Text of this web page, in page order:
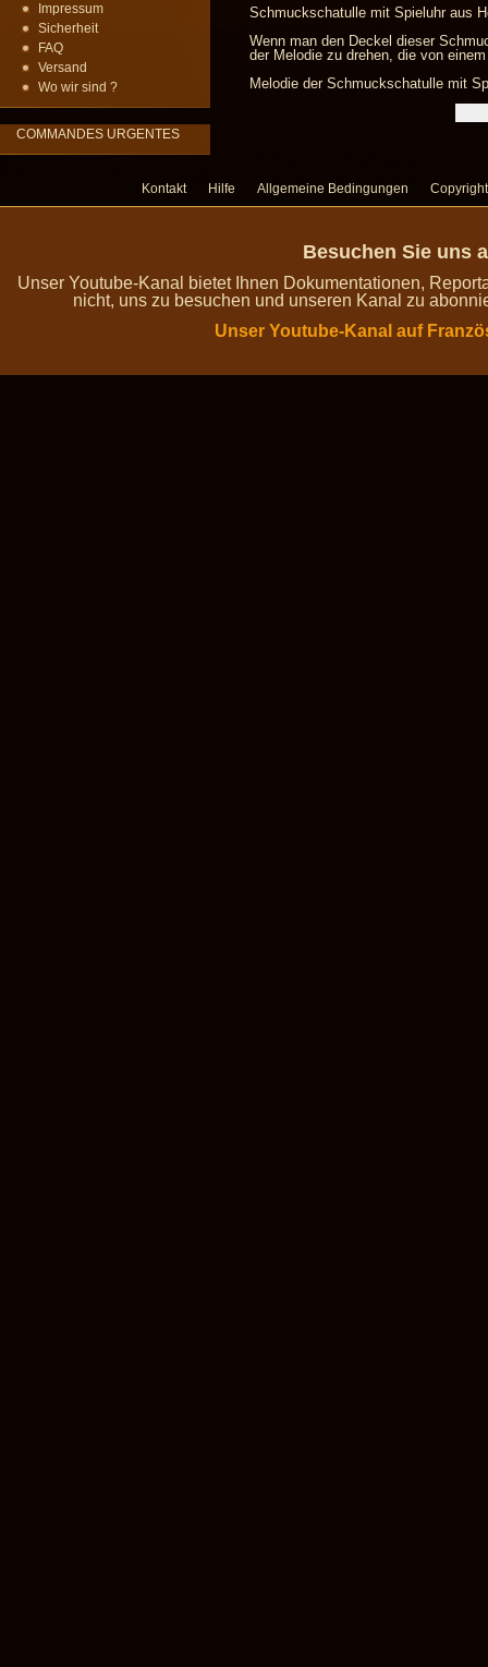
Impressum
Sicherheit
FAQ
Versand
Wo wir sind ?
COMMANDES URGENTES
Schmuckschatulle mit Spieluhr aus
Wenn man den Deckel dieser
der Melodie zu drehen, die von
Melodie der Schmuckschatulle mit
Kontakt Hilfe Allgemeine Bedingungen Copyright
Besuchen Sie uns
Unser Youtube-Kanal bietet Ihnen Dokumentationen,
nicht, uns zu besuchen und unseren Kanal zu
Unser Youtube-Kanal auf